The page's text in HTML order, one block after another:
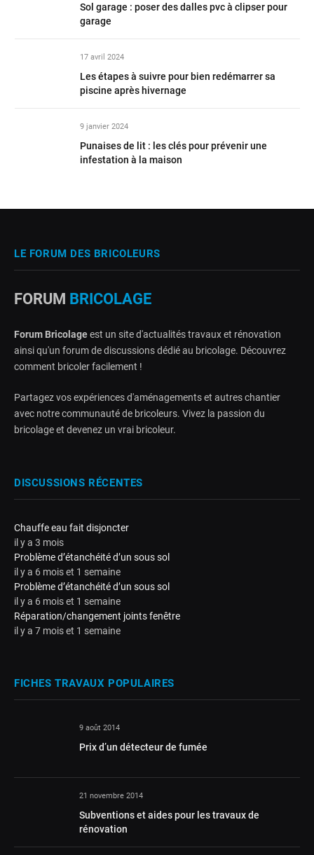
Sol garage : poser des dalles pvc à clipser pour
garage
17 avril 2024
Les étapes à suivre pour bien redémarrer sa
piscine après hivernage
9 janvier 2024
Punaises de lit : les clés pour prévenir une
infestation à la maison
LE FORUM DES BRICOLEURS
FORUM BRICOLAGE
Forum Bricolageest un site d'actualités travaux et rénovation
ainsi qu'un forum de discussions dédié au bricolage. Découvrez
comment bricoler facilement !
Partagez vos expériences d'aménagements et autres chantier
avec notre communauté de bricoleurs. Vivez la passion du
bricolage et devenez un vrai bricoleur.
DISCUSSIONS RÉCENTES
Chauffe eau fait disjoncter
il y a 3 mois
Problème d’étanchéité d’un sous sol
il y a 6 mois et 1 semaine
Problème d’étanchéité d’un sous sol
il y a 6 mois et 1 semaine
Réparation/changement joints fenêtre
il y a 7 mois et 1 semaine
FICHES TRAVAUX POPULAIRES
9 août 2014
Prix d’un détecteur de fumée
21 novembre 2014
Subventions et aides pour les travaux de
rénovation